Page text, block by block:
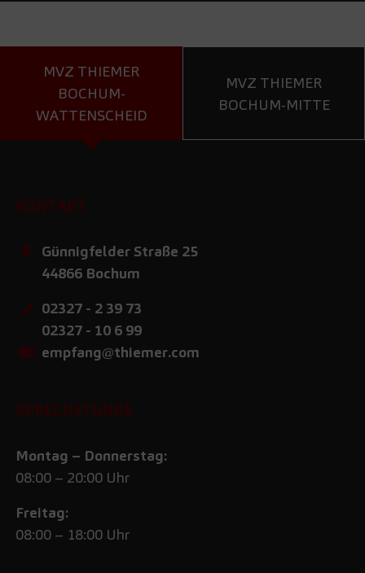
MVZ THIEMER
BOCHUM-
WATTENSCHEID
MVZ THIEMER
BOCHUM-MITTE
KONTAKT
Günnigfelder Straße 25
44866 Bochum
02327 - 2 39 73
02327 - 10 6 99
empfang@thiemer.com
SPRECHSTUNDE
Montag – Donnerstag:
08:00 – 20:00 Uhr
Freitag:
08:00 – 18:00 Uhr